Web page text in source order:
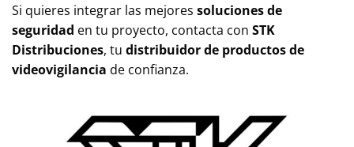
Si quieres integrar las mejores soluciones de
seguridad en tu proyecto, contacta con STK
Distribuciones, tu distribuidor de productos de
videovigilancia de confianza.